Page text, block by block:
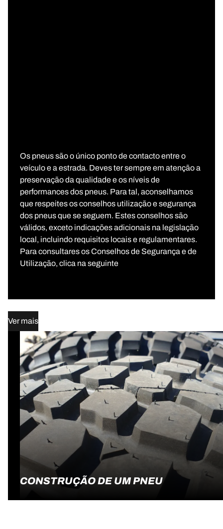
‎Os pneus são o único ponto de contacto entre o
veículo e a estrada. Deves ter sempre em atenção a
preservação da qualidade e os níveis de
performances dos pneus. Para tal, aconselhamos
que respeites os conselhos utilização e segurança
dos pneus que se seguem. Estes conselhos são
válidos, exceto indicações adicionais na legislação
local, incluindo requisitos locais e regulamentares.
Para consultares os Conselhos de Segurança e de
Utilização, clica na seguinte
Ver mais
CONSTRUÇÃO DE UM PNEU